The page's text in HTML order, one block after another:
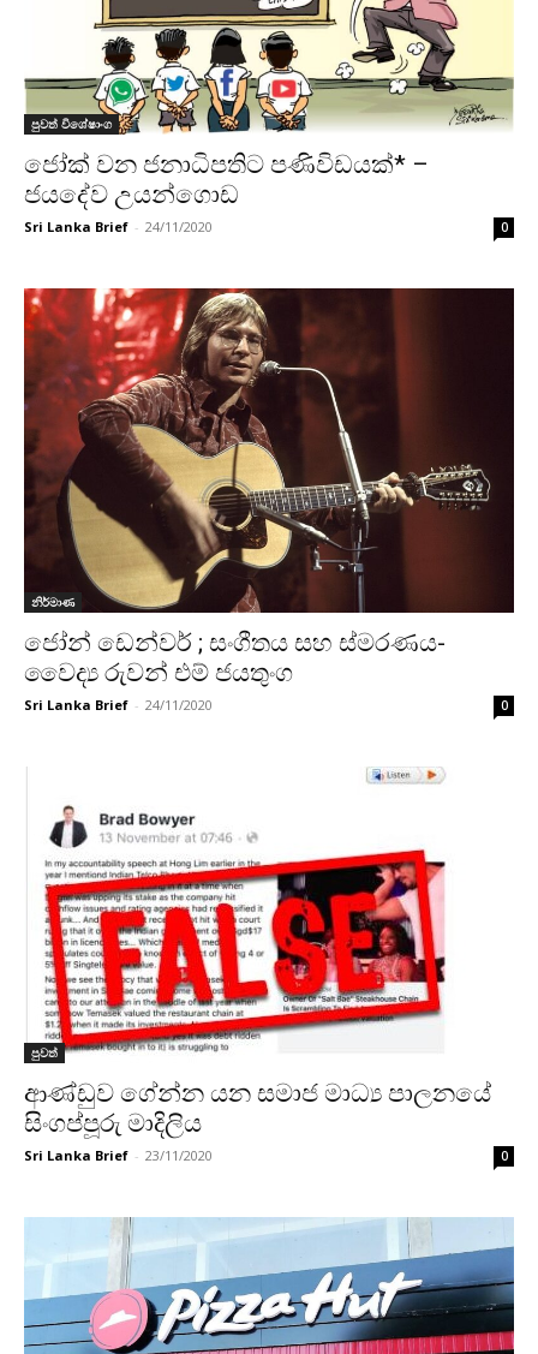
පුවත් විශේෂාංග
ජෝක් වන ජනාධිපතිට පණිවිඩයක්* –
ජයදේව උයන්ගොඩ
Sri Lanka Brief - 24/11/2020 0
නිර්මාණ
ජෝන් ඩෙන්වර් ; සංගීතය සහ ස්මරණය-
වෛද්‍ය රුවන් එම් ජයතුංග
Sri Lanka Brief - 24/11/2020 0
පුවත්
ආණ්ඩුව ගේන්න යන සමාජ මාධ්‍ය පාලනයේ
සිංගප්පූරු මාදිලිය
Sri Lanka Brief - 23/11/2020 0